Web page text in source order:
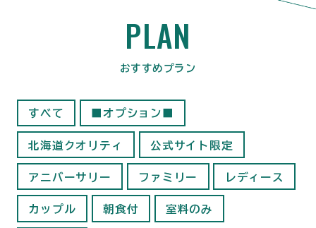
PLAN
おすすめプラン
すべて ■オプション■
北海道クオリティ 公式サイト限定
アニバーサリー ファミリー レディース
カップル 朝食付 室料のみ